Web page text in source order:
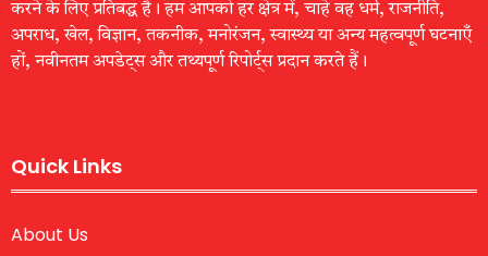
करने के लिए प्रतिबद्ध है। हम आपको हर क्षेत्र में, चाहे वह धर्म, राजनीति,
अपराध, खेल, विज्ञान, तकनीक, मनोरंजन, स्वास्थ्य या अन्य महत्वपूर्ण घटनाएँ
हों, नवीनतम अपडेट्स और तथ्यपूर्ण रिपोर्ट्स प्रदान करते हैं।
Quick Links
About Us